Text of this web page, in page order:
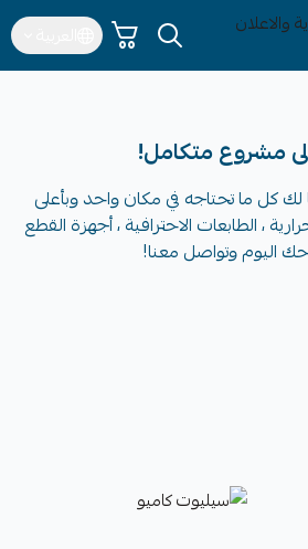
للدعاية والاعلان
مشروع متكامل!
لك كل ما تحتاجه في مكان واحد وبأعلى
، الطابعات الاحترافية ، أجهزة القطع
اليوم وتواصل معنا!